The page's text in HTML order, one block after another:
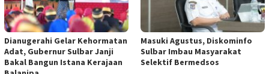
Dianugerahi Gelar Kehormatan
Adat, Gubernur Sulbar Janji
Bakal Bangun Istana Kerajaan
Masuki Agustus, Diskominfo
Sulbar Imbau Masyarakat
Selektif Bermedsos